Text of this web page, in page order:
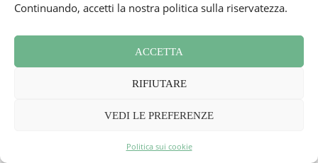
Continuando, accetti la nostra politica sulla riservatezza.
ACCETTA
RIFIUTARE
VEDI LE PREFERENZE
Politica sui cookie
In programma:
Concerto inaugurale della residenza Musico Archeo con
Un laboratorio di scultura della pietra